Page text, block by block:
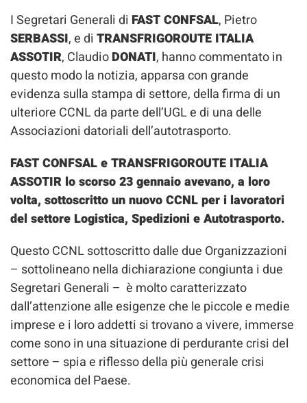
I Segretari Generali di FAST CONFSAL, Pietro
SERBASSI, e di TRANSFRIGOROUTE ITALIA
ASSOTIR, ClaudioDONATI, hanno commentato in
questo modo la notizia, apparsa con grande
evidenza sulla stampa di settore, della firma di un
ulteriore CCNL da parte dell’UGL e di una delle
Associazioni datoriali dell’autotrasporto.
FAST CONFSAL e TRANSFRIGOROUTE ITALIA
ASSOTIR lo scorso 23 gennaio avevano, a loro
volta, sottoscritto un nuovo CCNL per i lavoratori
del settore Logistica, Spedizioni e Autotrasporto.
Questo CCNL sottoscritto dalle due Organizzazioni
– sottolineano nella dichiarazione congiunta i due
Segretari Generali – è molto caratterizzato
dall’attenzione alle esigenze che le piccole e medie
imprese e i loro addetti si trovano a vivere, immerse
come sono in una situazione di perdurante crisi del
settore – spia e riflesso della più generale crisi
economica del Paese.